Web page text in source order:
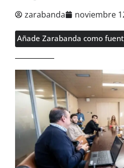
zarabanda noviembre
Añade Zarabanda como